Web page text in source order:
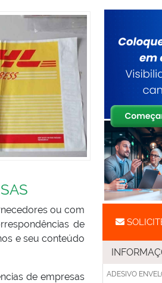
ou com
de
e seu conteúdo
de empresas
ADESIVO